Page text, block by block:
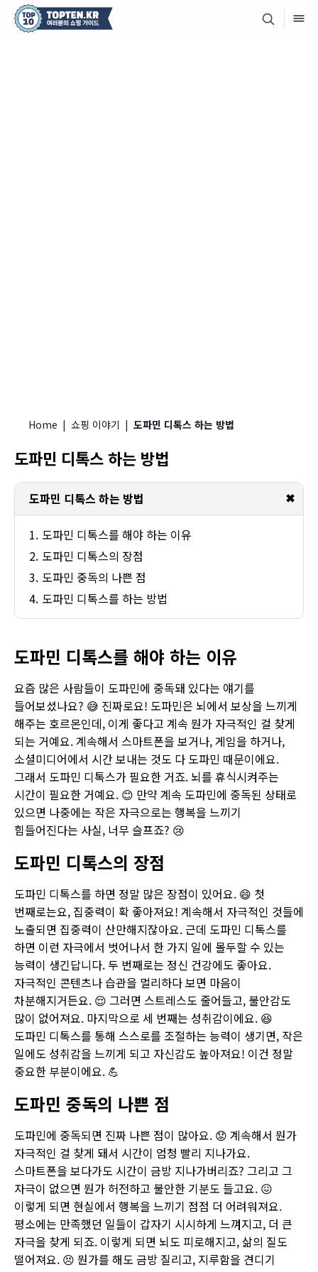
Home | 쇼핑 이야기 | 도파민 디톡스 하는 방법
도파민 디톡스 하는 방법
도파민 디톡스 하는 방법 ✖
도파민 디톡스를 해야 하는 이유
도파민 디톡스의 장점
도파민 중독의 나쁜 점
도파민 디톡스를 하는 방법
도파민 디톡스를 해야 하는 이유
요즘 많은 사람들이 도파민에 중독돼 있다는 얘기를
들어보셨나요? 😅 진짜로요! 도파민은 뇌에서 보상을 느끼게
해주는 호르몬인데, 이게 좋다고 계속 뭔가 자극적인 걸 찾게
되는 거예요. 계속해서 스마트폰을 보거나, 게임을 하거나,
소셜미디어에서 시간 보내는 것도 다 도파민 때문이에요.
그래서 도파민 디톡스가 필요한 거죠. 뇌를 휴식시켜주는
시간이 필요한 거예요. 😊 만약 계속 도파민에 중독된 상태로
있으면 나중에는 작은 자극으로는 행복을 느끼기
힘들어진다는 사실, 너무 슬프죠? 😢
도파민 디톡스의 장점
도파민 디톡스를 하면 정말 많은 장점이 있어요. 😄 첫
번째로는요, 집중력이 확 좋아져요! 계속해서 자극적인 것들에
노출되면 집중력이 산만해지잖아요. 근데 도파민 디톡스를
하면 이런 자극에서 벗어나서 한 가지 일에 몰두할 수 있는
능력이 생긴답니다. 두 번째로는 정신 건강에도 좋아요.
자극적인 콘텐츠나 습관을 멀리하다 보면 마음이
차분해지거든요. 😌 그러면 스트레스도 줄어들고, 불안감도
많이 없어져요. 마지막으로 세 번째는 성취감이에요. 😆
도파민 디톡스를 통해 스스로를 조절하는 능력이 생기면, 작은
일에도 성취감을 느끼게 되고 자신감도 높아져요! 이건 정말
중요한 부분이에요. 💪
도파민 중독의 나쁜 점
도파민에 중독되면 진짜 나쁜 점이 많아요. 😟 계속해서 뭔가
자극적인 걸 찾게 돼서 시간이 엄청 빨리 지나가요.
스마트폰을 보다가도 시간이 금방 지나가버리죠? 그리고 그
자극이 없으면 뭔가 허전하고 불안한 기분도 들고요. 😖
이렇게 되면 현실에서 행복을 느끼기 점점 더 어려워져요.
평소에는 만족했던 일들이 갑자기 시시하게 느껴지고, 더 큰
자극을 찾게 되죠. 이렇게 되면 뇌도 피로해지고, 삶의 질도
떨어져요. 😣 뭔가를 해도 금방 질리고, 지루함을 견디기